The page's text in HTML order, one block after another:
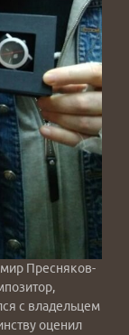
Пресняков-
с владельцем
оценил